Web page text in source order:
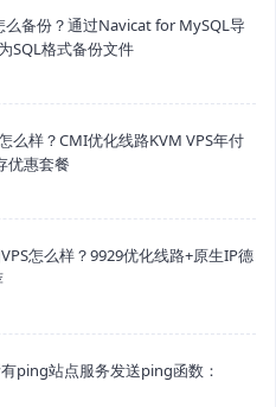
么备份？通过Navicat for MySQL导
SQL格式备份文件
么样？CMI优化线路KVM VPS年付
优惠套餐
怎么样？9929优化线路+原生IP德
ping站点服务发送ping函数：